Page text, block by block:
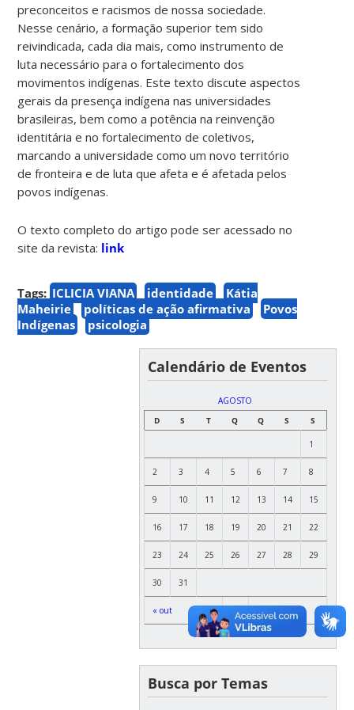
preconceitos e racismos de nossa sociedade.
Nesse cenário, a formação superior tem sido
reivindicada, cada dia mais, como instrumento de
luta necessário para o fortalecimento dos
movimentos indígenas. Este texto discute aspectos
gerais da presença indígena nas universidades
brasileiras, bem como a potência na reinvenção
identitária e no fortalecimento de coletivos,
marcando a universidade como um novo território
de fronteira e de luta que afeta e é afetada pelos
povos indígenas.
O texto completo do artigo pode ser acessado no
site da revista: link
Tags: ICLICIA VIANA identidade
Kátia
Maheirie
políticas de ação afirmativa
Povos
Indígenas
psicologia
Calendário de Eventos
AGOSTO
D
S T Q Q S S
« out
1
2 3 4 5 6 7 8
9 10 11 12 13 14 15
16 17 18 19 20 21 22
23 24 25 26 27 28 29
30 31
Busca por Temas